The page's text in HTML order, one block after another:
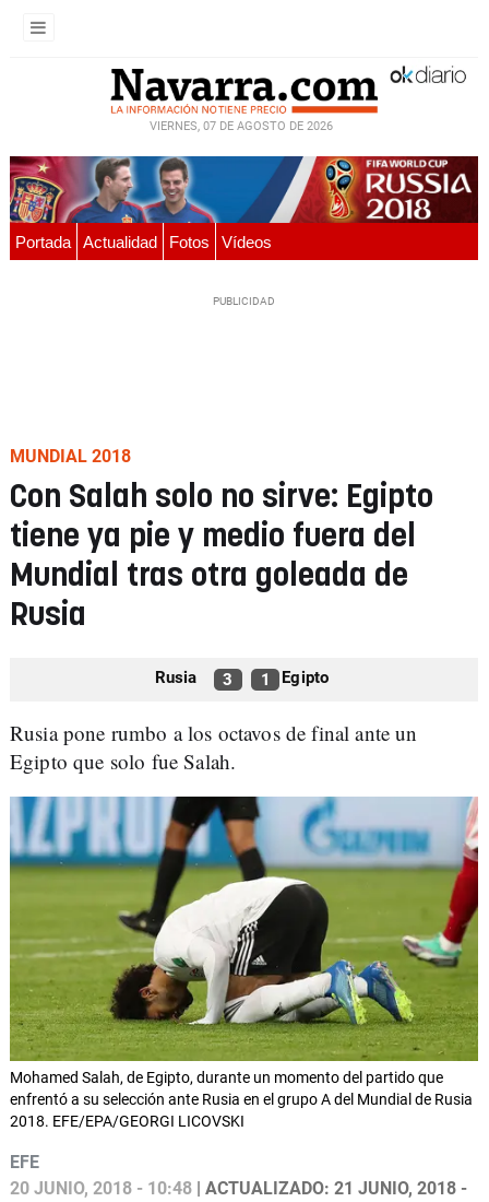
VIERNES, 07 DE AGOSTO DE 2026
Portada Actualidad Fotos Vídeos
MUNDIAL 2018
Con Salah solo no sirve: Egipto
tiene ya pie y medio fuera del
Mundial tras otra goleada de
Rusia
Rusia 3 1 Egipto
Rusia pone rumbo a los octavos de final ante un
Egipto que solo fue Salah.
Mohamed Salah, de Egipto, durante un momento del partido que
enfrentó a su selección ante Rusia en el grupo A del Mundial de Rusia
2018. EFE/EPA/GEORGI LICOVSKI
EFE
20 JUNIO, 2018 - 10:48 | ACTUALIZADO: 21 JUNIO, 2018 -